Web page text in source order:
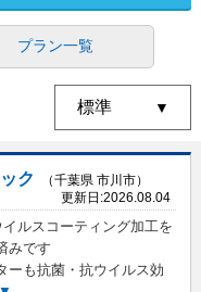
プラン一覧
ク
（千葉県 市川市）
更新日:2026.08.04
ルスコーティング加工を
みです
ーも抗菌・抗ウイルス効